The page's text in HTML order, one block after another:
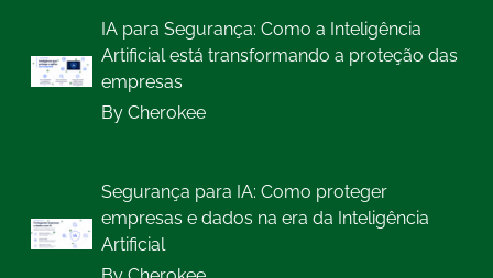
IA para Segurança: Como a Inteligência
Artificial está transformando a proteção das
empresas
By Cherokee
Segurança para IA: Como proteger
empresas e dados na era da Inteligência
Artificial